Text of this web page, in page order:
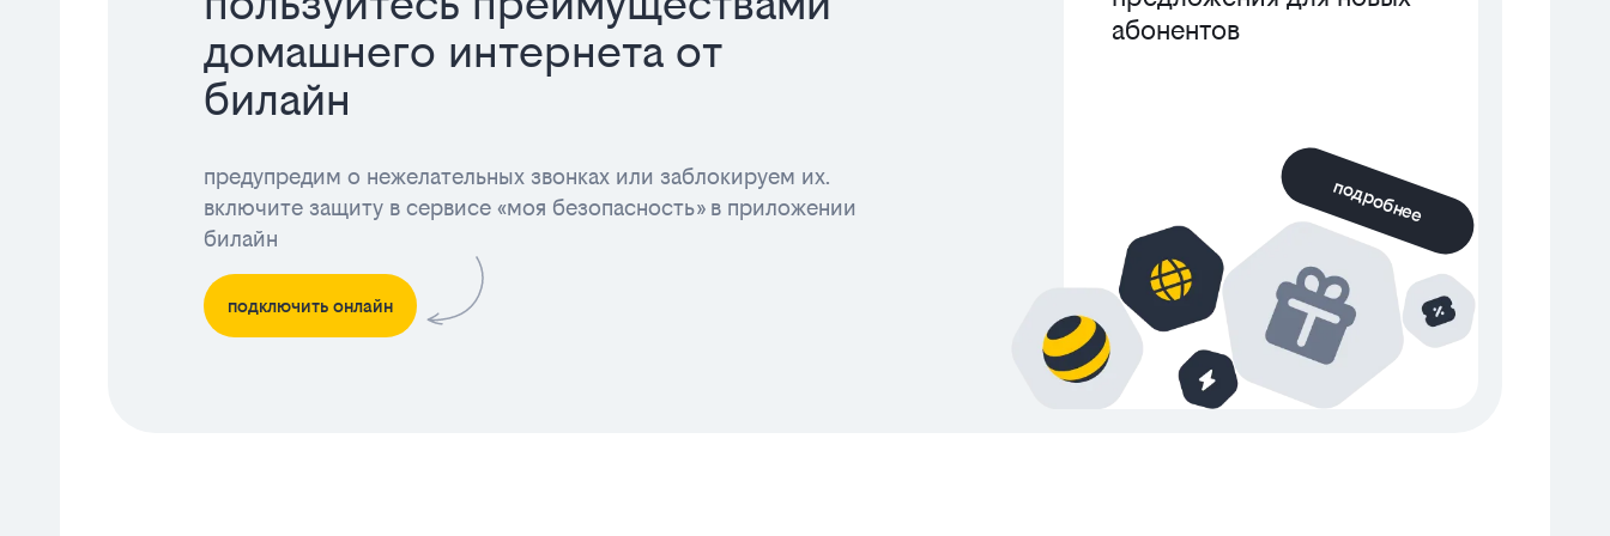
домашнего интернета от
билайн
предупредим о нежелательных звонках или заблокируем их.
включите защиту в сервисе «моя безопасность» в приложении
билайн
подключить онлайн
абонентов
подробнее